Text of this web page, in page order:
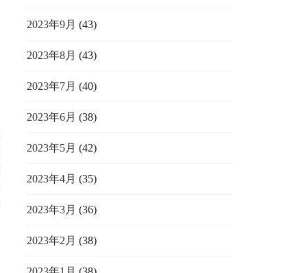
2023年9月 (43)
2023年8月 (43)
2023年7月 (40)
2023年6月 (38)
2023年5月 (42)
2023年4月 (35)
2023年3月 (36)
2023年2月 (38)